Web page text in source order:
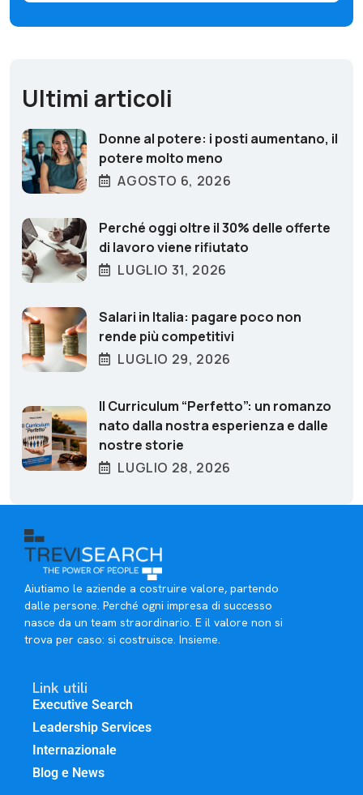
Ultimi articoli
Donne al potere: i posti aumentano, il
potere molto meno
AGOSTO 6, 2026
Perché oggi oltre il 30% delle offerte
di lavoro viene rifiutato
LUGLIO 31, 2026
Salari in Italia: pagare poco non
rende più competitivi
LUGLIO 29, 2026
Il Curriculum “Perfetto”: un romanzo
nato dalla nostra esperienza e dalle
nostre storie
LUGLIO 28, 2026
Aiutiamo le aziende a costruire valore, partendo
dalle persone. Perché ogni impresa di successo
nasce da un team straordinario. E il valore non si
trova per caso: si costruisce. Insieme.
Link utili
Executive Search
Leadership Services
Internazionale
Blog e News